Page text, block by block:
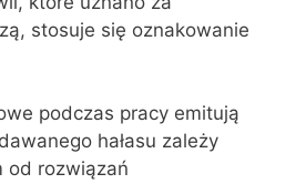
stosuje się oznakowanie
podczas pracy emitują
hałasu zależy
od rozwiązań